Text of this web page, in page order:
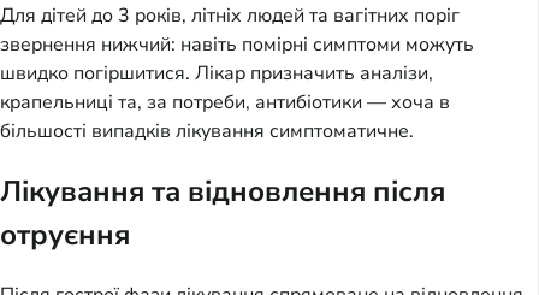
Для дітей до 3 років, літніх людей та вагітних поріг
звернення нижчий: навіть помірні симптоми можуть
швидко погіршитися. Лікар призначить аналізи,
крапельниці та, за потреби, антибіотики — хоча в
більшості випадків лікування симптоматичне.
Лікування та відновлення після
отруєння